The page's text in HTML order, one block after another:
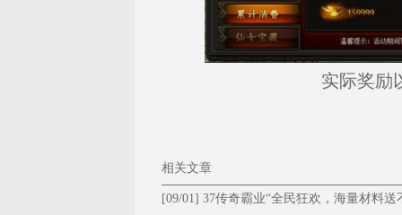
实际奖励
相关文章
[09/01] 37传奇霸业“全民狂欢，海量材料送